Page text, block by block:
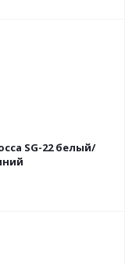
SG-22 белый/